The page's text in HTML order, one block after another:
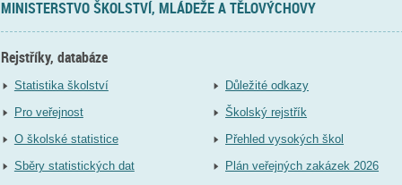
MINISTERSTVO ŠKOLSTVÍ, MLÁDEŽE A TĚLOVÝCHOVY
Rejstříky, databáze
Statistika školství
Pro veřejnost
O školské statistice
Sběry statistických dat
Důležité odkazy
Školský rejstřík
Přehled vysokých škol
Plán veřejných zakázek 2026